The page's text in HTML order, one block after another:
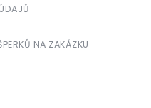
NA ZAKÁZKU